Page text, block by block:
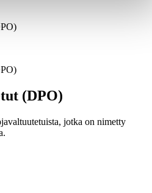
(DPO)
jotka on nimetty